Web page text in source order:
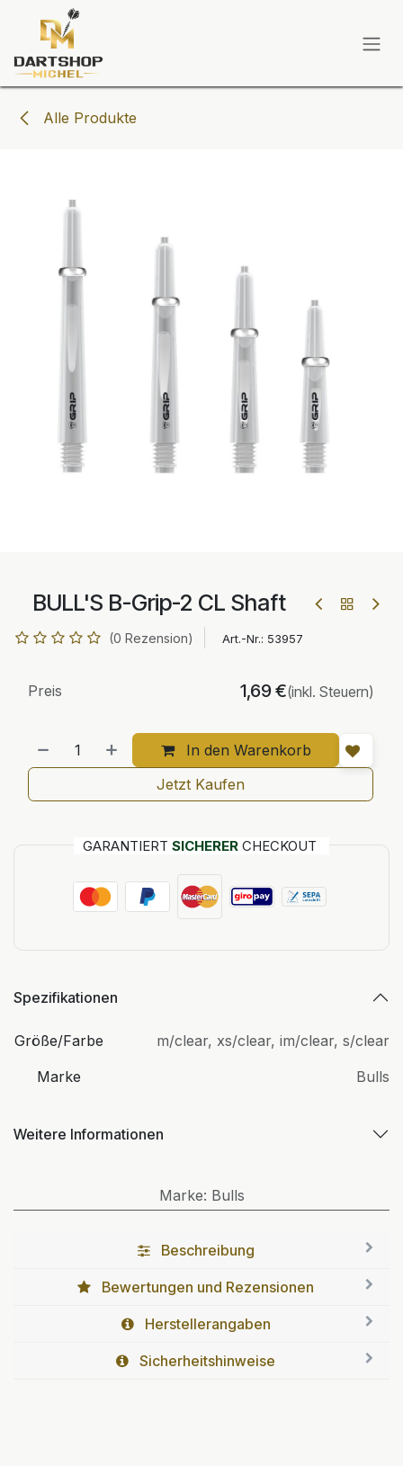
Zum Inhalt springen
Alle Produkte
BULL'S B-Grip-2 CL Shaft
(0 Rezension) Art.-Nr.: 53957
In den Warenkorb
Preis 1,69€(inkl. Steuern)
Jetzt Kaufen
GARANTIERT SICHERER CHECKOUT
Spezifikationen
Größe/Farbe m/clear, xs/clear, im/clear, s/clear
Marke
Bulls
Weitere Informationen
Marke: Bulls
Beschreibung
Bewertungen und Rezensionen
Herstellerangaben
Sicherheitshinweise